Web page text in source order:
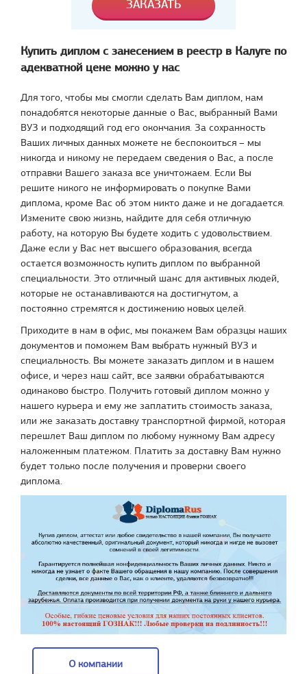
Купить диплом с занесением в реестр в Калуге по
адекватной цене можно у нас
Для того, чтобы мы смогли сделать Вам диплом, нам
понадобятся некоторые данные о Вас, выбранный Вами
ВУЗ и подходящий год его окончания. За сохранность
Ваших личных данных можете не беспокоиться – мы
никогда и никому не передаем сведения о Вас, а после
отправки Вашего заказа все уничтожаем. Если Вы
решите никого не информировать о покупке Вами
диплома, кроме Вас об этом никто даже и не догадается.
Измените свою жизнь, найдите для себя отличную
работу, на которую Вы будете ходить с удовольствием.
Даже если у Вас нет высшего образования, всегда
остается возможность купить диплом по выбранной
специальности. Это отличный шанс для активных людей,
которые не останавливаются на достигнутом, а
постоянно стремятся к достижению новых целей.
Приходите в нам в офис, мы покажем Вам образцы наших
документов и поможем Вам выбрать нужный ВУЗ и
специальность. Вы можете заказать диплом и в нашем
офисе, и через наш сайт, все заявки обрабатываются
одинаково быстро. Получить готовый диплом можно у
нашего курьера и ему же заплатить стоимость заказа,
или же заказать доставку транспортной фирмой, которая
перешлет Ваш диплом по любому нужному Вам адресу
наложенным платежом. Платить за доставку Вам нужно
будет только после получения и проверки своего
диплома.
О компании